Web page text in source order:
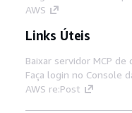
AWS
Links Úteis
Baixar servidor MCP
Faça login no Console
AWS re:Post